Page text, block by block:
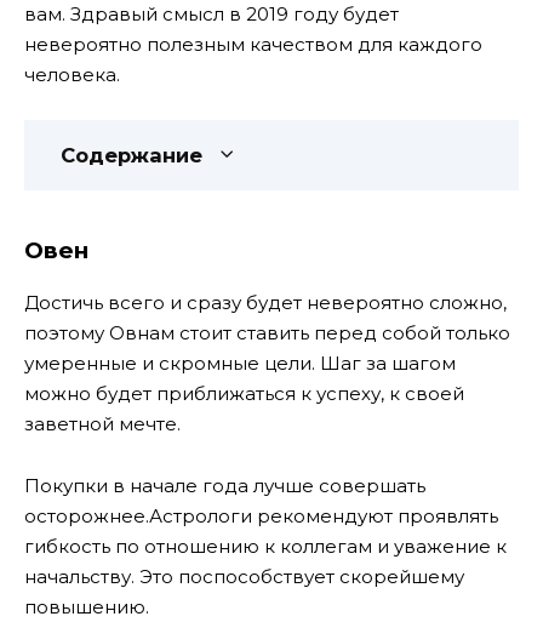
вам. Здравый смысл в 2019 году будет
невероятно полезным качеством для каждого
человека.
Содержание
Овен
Достичь всего и сразу будет невероятно сложно,
поэтому Овнам стоит ставить перед собой только
умеренные и скромные цели. Шаг за шагом
можно будет приближаться к успеху, к своей
заветной мечте.
Покупки в начале года лучше совершать
осторожнее.Астрологи рекомендуют проявлять
гибкость по отношению к коллегам и уважение к
начальству. Это поспособствует скорейшему
повышению.